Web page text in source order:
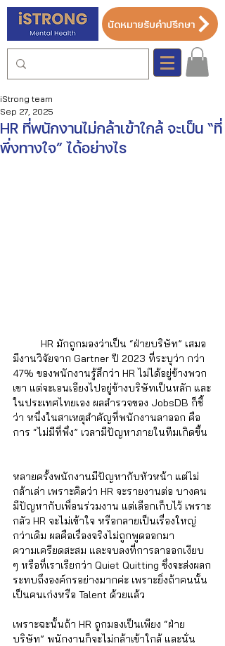
นัดหมายรับคำปรึกษา
HR ที่พนักงานไม่กล้าเข้าใกล้ จะเป็น “ที่
พึ่งทางใจ” ได้อย่างไร
iStrong team
Sep 27, 2025
มีงานวิจัยจาก Gartner ปี 2023 ที่ระบุว่า กว่า
47% ของพนักงานรู้สึกว่า HR ไม่ได้อยู่ข้างพวก
เขา แต่จะเอนเอียงไปอยู่ข้างบริษัทเป็นหลัก และ
ในประเทศไทยเอง ผลสำรวจของ JobsDB ก็ชี้
ว่า หนึ่งในสาเหตุสำคัญที่พนักงานลาออก คือ
การ “ไม่มีที่พึ่ง” เวลามีปัญหาภายในทีมเกิดขึ้น
หลายครั้งพนักงานมีปัญหากับหัวหน้า แต่ไม่
กล้าเล่า เพราะคิดว่า HR จะรายงานต่อ บางคน
มีปัญหากับเพื่อนร่วมงาน แต่เลือกเก็บไว้ เพราะ
กลัว HR จะไม่เข้าใจ หรือกลายเป็นเรื่องใหญ่
กว่าเดิม ผลคือเรื่องจริงไม่ถูกพูดออกมา
ความเครียดสะสม และจบลงที่การลาออกเงียบ
ๆ หรือที่เราเรียกว่า Quiet Quitting ซึ่งจะส่งผลก
ระทบถึงองค์กรอย่างมากค่ะ เพราะยิ่งถ้าคนนั้น
เป็นคนเก่งหรือ Talent ด้วยแล้ว
เพราะฉะนั้นถ้า HR ถูกมองเป็นเพียง “ฝ่าย
บริษัท” พนักงานก็จะไม่กล้าเข้าใกล้ และนั่น